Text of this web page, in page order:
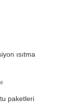
ısıtma
paketleri